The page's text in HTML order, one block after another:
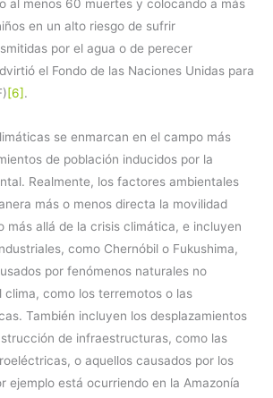
al menos 60 muertes y colocando a más
en un alto riesgo de sufrir
por el agua o de perecer
el Fondo de las Naciones Unidas para
[6].
se enmarcan en el campo más
de población inducidos por la
Realmente, los factores ambientales
más o menos directa la movilidad
más allá de la crisis climática, e incluyen
como Chernóbil o Fukushima,
por fenómenos naturales no
clima, como los terremotos o las
También incluyen los desplazamientos
de infraestructuras, como las
o aquellos causados por los
ejemplo está ocurriendo en la Amazonía